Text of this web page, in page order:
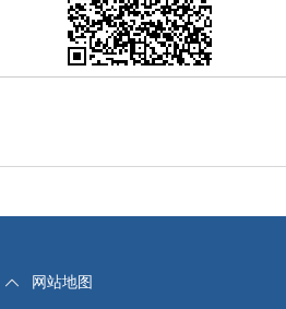
网站地图